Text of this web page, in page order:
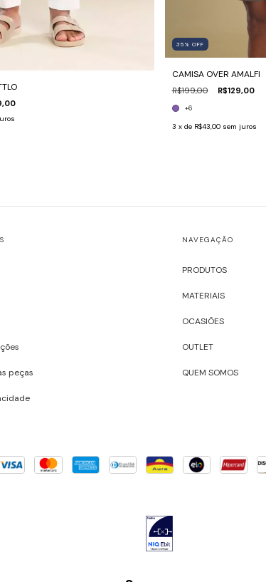
35 % OFF
CAMISA OVER AMALFI
R$199,00 R$129,00
+6
3 x de R$43,00 sem juros
peças
NAVEGAÇÃO
PRODUTOS
MATERIAIS
OCASIÕES
OUTLET
QUEM SOMOS